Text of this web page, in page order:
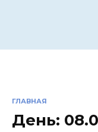
ГЛАВНАЯ
День: